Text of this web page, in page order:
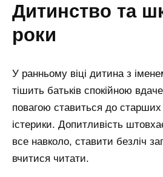
дитинство та шкільні
роки
У ранньому віці дитина з
тішить батьків спокійною
повагою ставиться до старших
істерики. Допитливість
все навколо, ставити безліч
вчитися читати.